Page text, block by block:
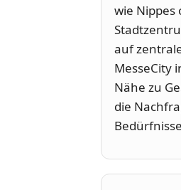
wie Nippes
auf
MesseCity
Nähe zu
die